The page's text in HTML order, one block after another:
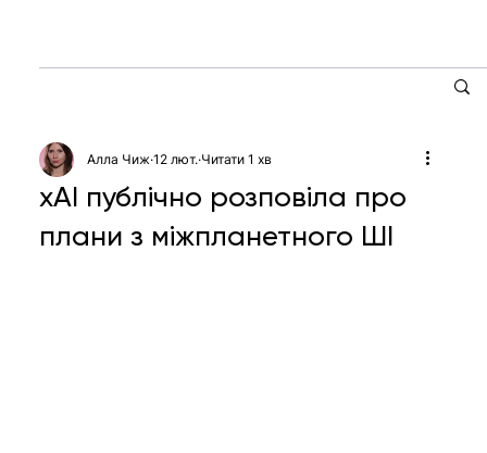
xAI публічно розповіла про
плани з міжпланетного ШІ
Алла Чиж 12 лют. Читати 1 хв